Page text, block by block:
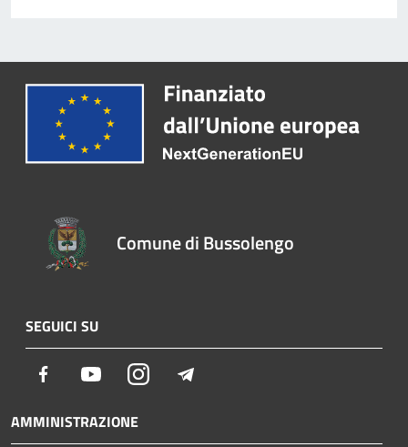
Comune di Bussolengo
SEGUICI SU
Facebook YoutubeInstagram
AMMINISTRAZIONE